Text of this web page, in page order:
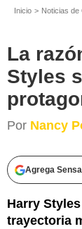
Inicio Noticias de
La
Styles
Por Nancy
Agrega
Harry
trayectoria